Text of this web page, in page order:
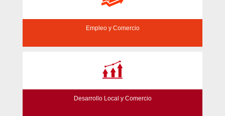
Empleo y Comercio
Desarrollo Local y Comercio